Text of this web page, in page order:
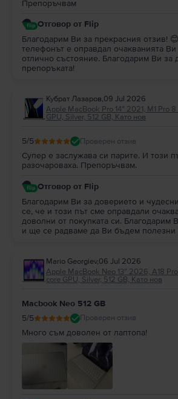
Препоръчвам
Отговор от Flip
Благодарим Ви за прекрасния отзив!
телефонът е оправдал очакванията
отлично състояние. Благодарим Ви за
препоръката!
Кубрат Лазаров,09 Jul 2026
Apple MacBook Pro 14″ 2021, M1 Pro 8
GPU, Silver, 512 GB, Като нов
5/5 Проверен отзив
Супер е заслужава си парите. И този
разочароваха. Препоръчвам.
Отговор от Flip
Благодарим Ви за доверието и
се, че и този път сме оправдали
доволни от покупката си. Благодарим
и ще се радваме да Ви бъдем полезни
Mario Georgiev,06 Jul 2026
Apple MacBook Neo 13″ 2026, A18
core GPU, Silver, 512 GB, Като нов
Macbook Neo 512 GB
5/5 Проверен отзив
Много съм доволен от лаптопа!